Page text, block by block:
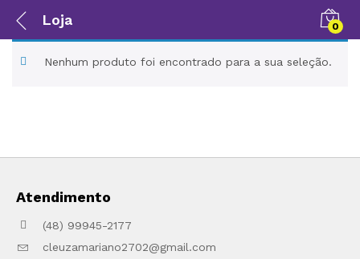
Loja 0
Nenhum produto foi encontrado para a sua seleção.
Atendimento
(48) 99945-2177
cleuzamariano2702@gmail.com